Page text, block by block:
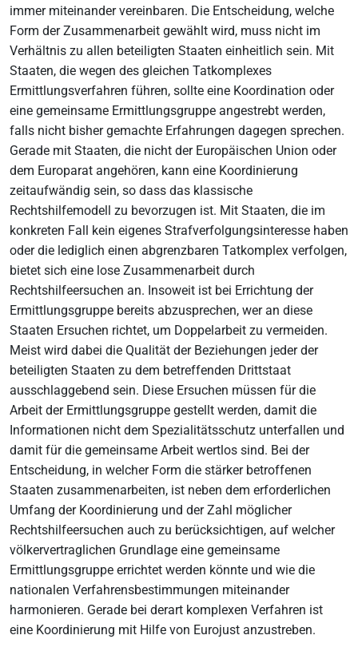
immer miteinander vereinbaren. Die Entscheidung, welche
Form der Zusammenarbeit gewählt wird, muss nicht im
Verhältnis zu allen beteiligten Staaten einheitlich sein. Mit
Staaten, die wegen des gleichen Tatkomplexes
Ermittlungsverfahren führen, sollte eine Koordination oder
eine gemeinsame Ermittlungsgruppe angestrebt werden,
falls nicht bisher gemachte Erfahrungen dagegen sprechen.
Gerade mit Staaten, die nicht der Europäischen Union oder
dem Europarat angehören, kann eine Koordinierung
zeitaufwändig sein, so dass das klassische
Rechtshilfemodell zu bevorzugen ist. Mit Staaten, die im
konkreten Fall kein eigenes Strafverfolgungsinteresse haben
oder die lediglich einen abgrenzbaren Tatkomplex verfolgen,
bietet sich eine lose Zusammenarbeit durch
Rechtshilfeersuchen an. Insoweit ist bei Errichtung der
Ermittlungsgruppe bereits abzusprechen, wer an diese
Staaten Ersuchen richtet, um Doppelarbeit zu vermeiden.
Meist wird dabei die Qualität der Beziehungen jeder der
beteiligten Staaten zu dem betreffenden Drittstaat
ausschlaggebend sein. Diese Ersuchen müssen für die
Arbeit der Ermittlungsgruppe gestellt werden, damit die
Informationen nicht dem Spezialitätsschutz unterfallen und
damit für die gemeinsame Arbeit wertlos sind. Bei der
Entscheidung, in welcher Form die stärker betroffenen
Staaten zusammenarbeiten, ist neben dem erforderlichen
Umfang der Koordinierung und der Zahl möglicher
Rechtshilfeersuchen auch zu berücksichtigen, auf welcher
völkervertraglichen Grundlage eine gemeinsame
Ermittlungsgruppe errichtet werden könnte und wie die
nationalen Verfahrensbestimmungen miteinander
harmonieren. Gerade bei derart komplexen Verfahren ist
eine Koordinierung mit Hilfe von Eurojust anzustreben.